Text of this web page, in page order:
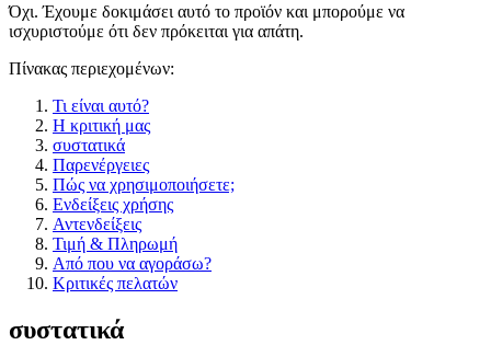
Όχι. Έχουμε δοκιμάσει αυτό το προϊόν και μπορούμε να
ισχυριστούμε ότι δεν πρόκειται για απάτη.
Πίνακας περιεχομένων:
Τι είναι αυτό?
Η κριτική μας
συστατικά
Παρενέργειες
Πώς να χρησιμοποιήσετε;
Ενδείξεις χρήσης
Αντενδείξεις
Τιμή & Πληρωμή
Από που να αγοράσω?
Κριτικές πελατών
συστατικά